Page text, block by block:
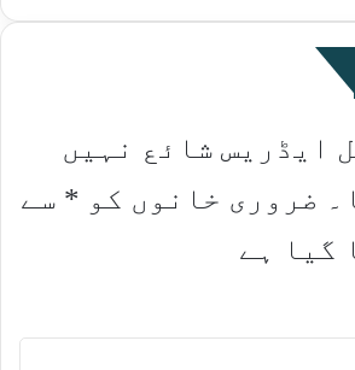
ایڈریس شائع نہیں
ضروری خانوں کو * سے
گیا ہے